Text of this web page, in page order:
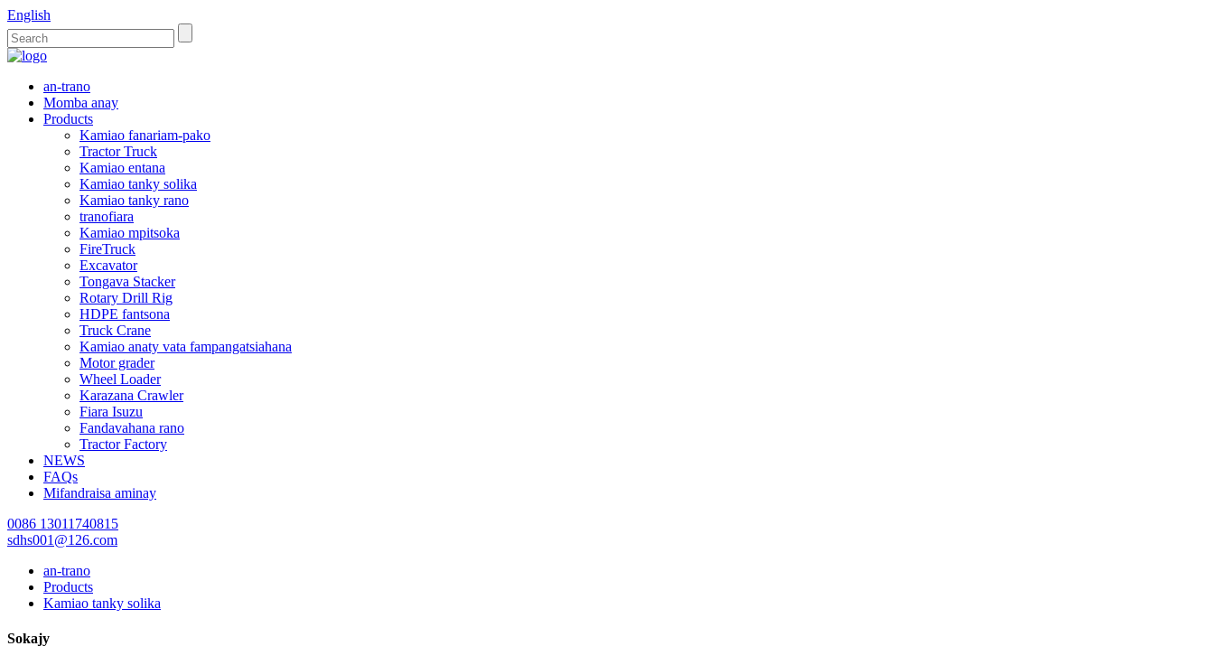
English
an-trano
Momba anay
Products
Kamiao fanariam-pako
Tractor Truck
Kamiao entana
Kamiao tanky solika
Kamiao tanky rano
tranofiara
Kamiao mpitsoka
FireTruck
Excavator
Tongava Stacker
Rotary Drill Rig
HDPE fantsona
Truck Crane
Kamiao anaty vata fampangatsiahana
Motor grader
Wheel Loader
Karazana Crawler
Fiara Isuzu
Fandavahana rano
Tractor Factory
NEWS
FAQs
Mifandraisa aminay
0086 13011740815
sdhs001@126.com
an-trano
Products
Kamiao tanky solika
Sokajy